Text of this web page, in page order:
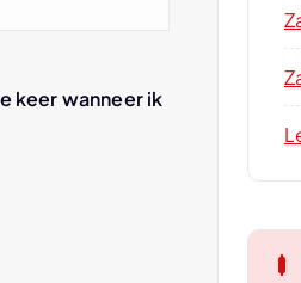
keer wanneer ik